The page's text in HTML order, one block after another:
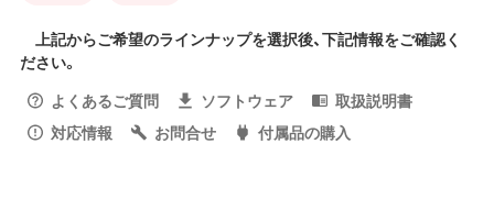
上記からご希望のラインナップを選択後、下記情報をご確認く
ださい。
よくあるご質問
ソフトウェア
取扱説明書
対応情報
お問合せ 付属品の購入